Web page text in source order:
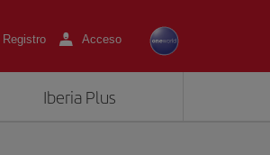
Registro Acceso
Iberia Plus